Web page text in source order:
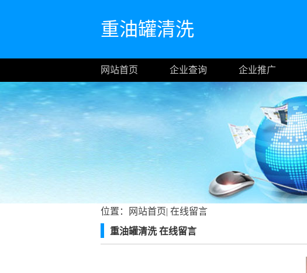
重油罐清洗
网站首页 企业查询 企业推广
位置： 网站首页| 在线留言
重油罐清洗 在线留言